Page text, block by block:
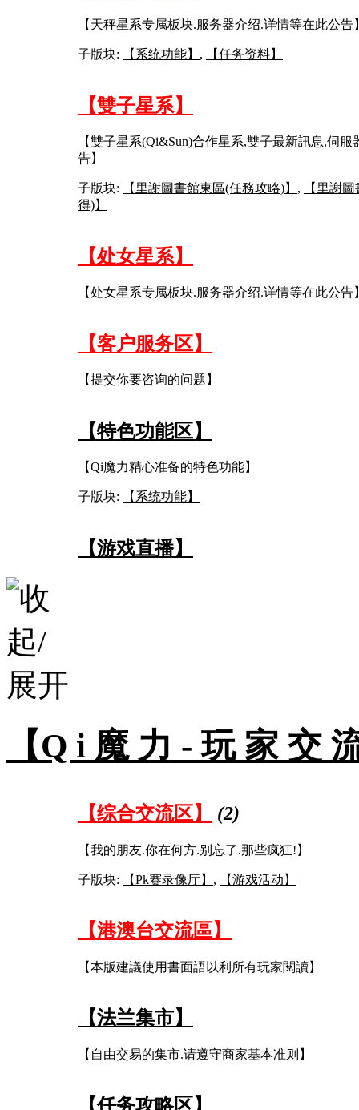
【天秤星系专属板块.服务器介绍.详情等在此公告
子版块: 【系统功能】 , 【任务资料】
【雙子星系】
【雙子星系(Qi&Sun)合作星系,雙子最新訊息,伺服
告】
子版块: 【里謝圖書館東區(任務攻略)】 ,
【里謝
得)】
【处女星系】
【处女星系专属板块.服务器介绍.详情等在此公告
【客户服务区】
【提交你要咨询的问题】
【特色功能区】
【Qi魔力精心准备的特色功能】
子版块: 【系统功能】
【游戏直播】
【Q i 魔 力 - 玩 家 交
【综合交流区】 (2)
【我的朋友.你在何方.别忘了.那些疯狂!】
子版块: 【Pk赛录像厅】 , 【游戏活动】
【港澳台交流區】
【本版建議使用書面語以利所有玩家閱讀】
【法兰集市】
【自由交易的集市.请遵守商家基本准则】
【任务攻略区】